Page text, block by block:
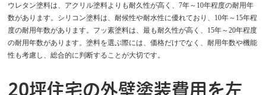
ウレタン塗料は、アクリル塗料よりも耐久性が高く、7年～10年程度の耐用年
数があります。シリコン塗料は、耐候性や耐水性に優れており、10年～15年程
度の耐用年数があります。フッ素塗料は、最も耐久性が高く、15年～20年程度
の耐用年数があります。塗料を選ぶ際には、価格だけでなく、耐用年数や機能
性も考慮し、総合的に判断することが大切です。
20坪住宅の外壁塗装費用を左